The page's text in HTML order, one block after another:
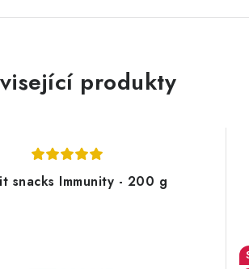
produkty
snacks Immunity - 200 g